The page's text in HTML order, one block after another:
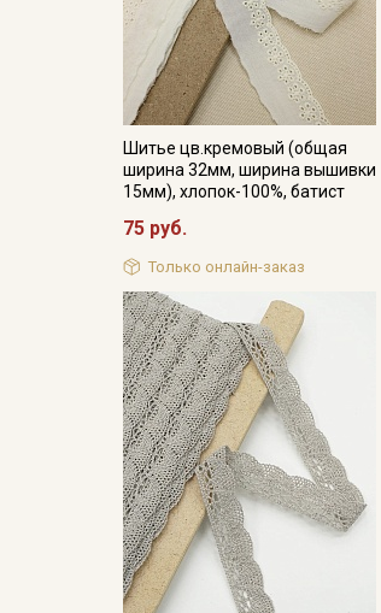
Шитье цв.кремовый (общая
ширина 32мм, ширина вышивки
15мм), хлопок-100%, батист
75 руб.
Только онлайн-заказ